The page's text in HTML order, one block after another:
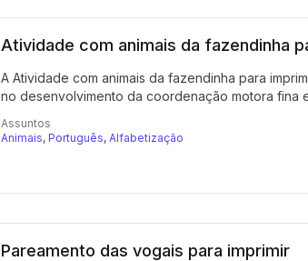
Atividade com animais da fazendinha
A Atividade com animais da fazendinha para
no desenvolvimento da coordenação motora fina
Assuntos
Animais, Português, Alfabetização
Pareamento das vogais para imprimir